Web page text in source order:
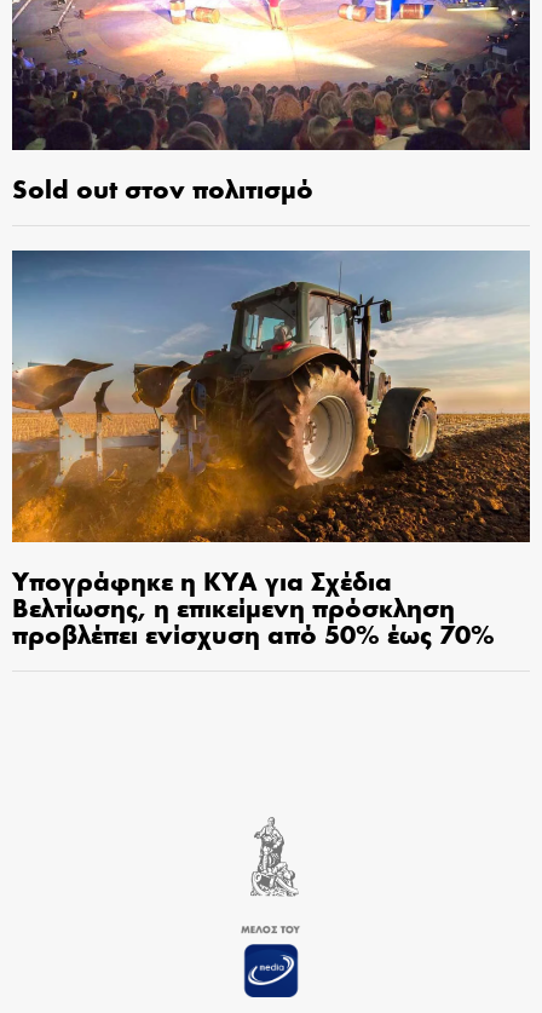
Sold out στον πολιτισμό
Υπογράφηκε η ΚΥΑ για Σχέδια
Βελτίωσης, η επικείμενη πρόσκληση
προβλέπει ενίσχυση από 50% έως 70%